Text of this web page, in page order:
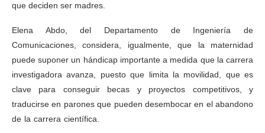
que deciden ser madres.
Elena Abdo, del Departamento de Ingeniería de
Comunicaciones, considera, igualmente, que la maternidad
puede suponer un hándicap importante a medida que la carrera
investigadora avanza, puesto que limita la movilidad, que es
clave para conseguir becas y proyectos competitivos, y
traducirse en parones que pueden desembocar en el abandono
de la carrera científica.